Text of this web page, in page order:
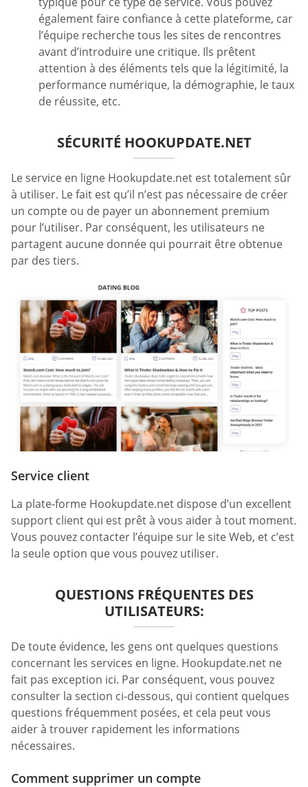
également faire confiance à cette plateforme, car
l’équipe recherche tous les sites de rencontres
avant d’introduire une critique. Ils prêtent
attention à des éléments tels que la légitimité, la
performance numérique, la démographie, le taux
de réussite, etc.
SÉCURITÉ HOOKUPDATE.NET
Le service en ligne Hookupdate.net est totalement sûr
à utiliser. Le fait est qu’il n’est pas nécessaire de créer
un compte ou de payer un abonnement premium
pour l’utiliser. Par conséquent, les utilisateurs ne
partagent aucune donnée qui pourrait être obtenue
par des tiers.
Service client
La plate-forme Hookupdate.net dispose d’un excellent
support client qui est prêt à vous aider à tout moment.
Vous pouvez contacter l’équipe sur le site Web, et c’est
la seule option que vous pouvez utiliser.
QUESTIONS FRÉQUENTES DES
UTILISATEURS:
De toute évidence, les gens ont quelques questions
concernant les services en ligne. Hookupdate.net ne
fait pas exception ici. Par conséquent, vous pouvez
consulter la section ci-dessous, qui contient quelques
questions fréquemment posées, et cela peut vous
aider à trouver rapidement les informations
nécessaires.
Comment supprimer un compte